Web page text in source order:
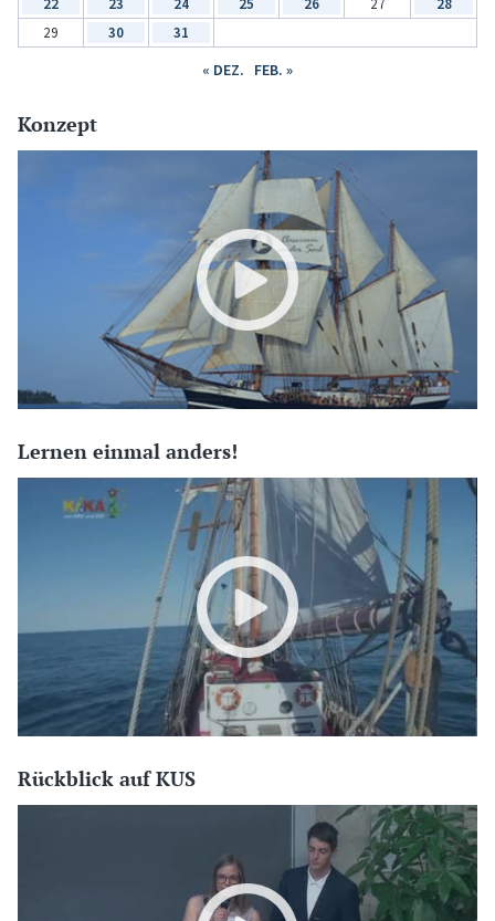
29
30 31
« DEZ. FEB. »
Konzept
Lernen einmal anders!
Rückblick auf KUS